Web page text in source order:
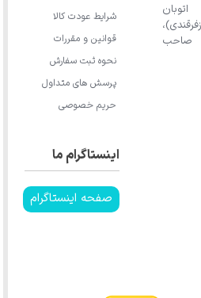
اتوبان
غربی (زفرقندی)،
صاحب
اینستاگرام ما
صفحه اینستاگرام
شرایط عودت کالا
قوانین و مقررات
نحوه ثبت سفارش
پرسش های متداول
حریم خصوصی